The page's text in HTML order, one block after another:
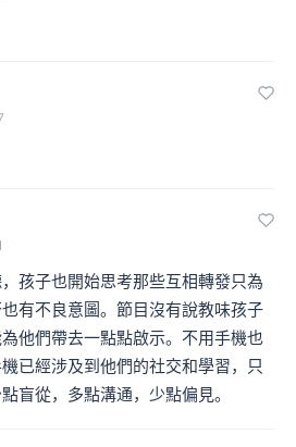
孩子也開始思考那些互相轉發只為
有不良意圖。節目沒有說教味孩子
他們帶去一點點啟示。不用手機也
已經涉及到他們的社交和學習，只
盲從，多點溝通，少點偏見。